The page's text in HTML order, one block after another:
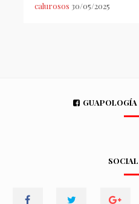
calurosos 30/05/2025